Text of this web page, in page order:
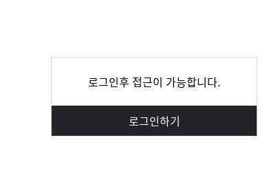
로그인후 접근이 가능합니다.
로그인하기